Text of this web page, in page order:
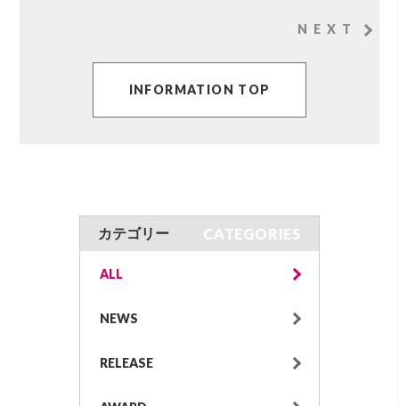
NEXT
INFORMATION TOP
カテゴリー CATEGORIES
ALL
NEWS
RELEASE